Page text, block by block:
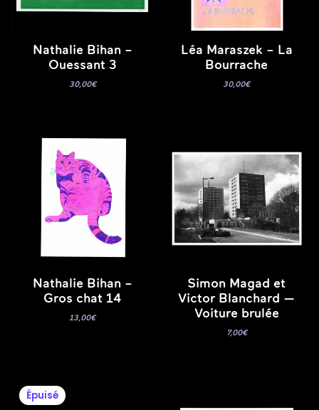
Nathalie Bihan –
Ouessant 3
30,00€
Léa Maraszek – La
Bourrache
30,00€
Nathalie Bihan –
Gros chat 14
13,00€
Simon Magad et
Victor Blanchard —
Voiture brulée
7,00€
Épuisé